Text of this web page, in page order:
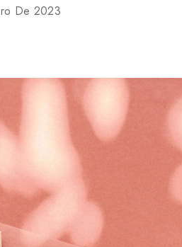
De 2023